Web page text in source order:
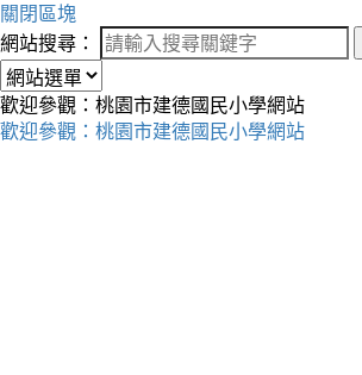
關閉區塊
網站搜尋：
歡迎參觀：桃園市建德國民小學網站
歡迎參觀：桃園市建德國民小學網站